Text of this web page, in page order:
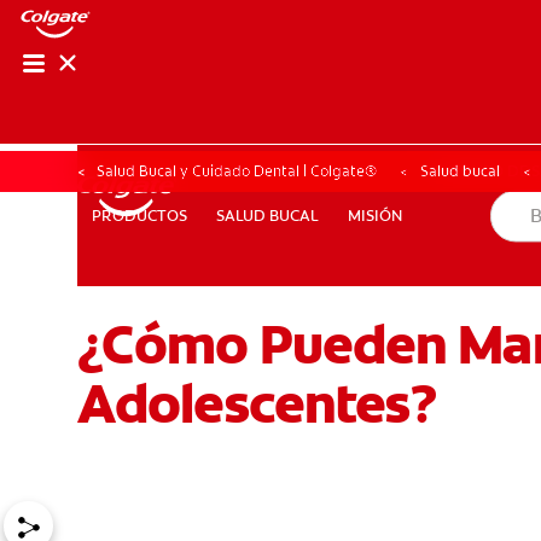
PRODUCTOS SALUD BUCAL MISIÓN
PARA PROFESIONALES CUPONES CO (ES)
PRODUCTOS SALUD BUCAL MISIÓN
CHEQUEO DE
Salud Bucal y Cuidado Dental | Colgate® Salud bucal
¿Cómo Pueden
Adolescentes?